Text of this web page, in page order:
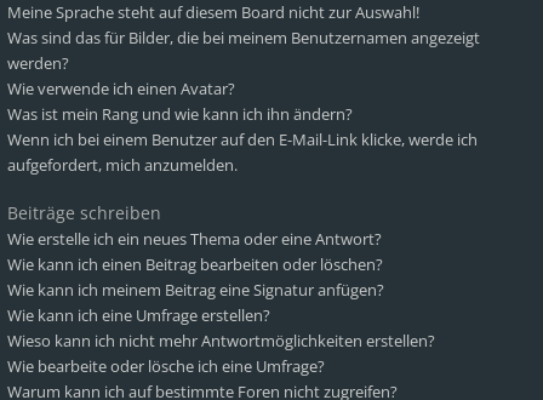
Meine Sprache steht auf diesem Board nicht zur Auswahl!
Was sind das für Bilder, die bei meinem Benutzernamen angezeigt
werden?
Wie verwende ich einen Avatar?
Was ist mein Rang und wie kann ich ihn ändern?
Wenn ich bei einem Benutzer auf den E-Mail-Link klicke, werde ich
aufgefordert, mich anzumelden.
Beiträge schreiben
Wie erstelle ich ein neues Thema oder eine Antwort?
Wie kann ich einen Beitrag bearbeiten oder löschen?
Wie kann ich meinem Beitrag eine Signatur anfügen?
Wie kann ich eine Umfrage erstellen?
Wieso kann ich nicht mehr Antwortmöglichkeiten erstellen?
Wie bearbeite oder lösche ich eine Umfrage?
Warum kann ich auf bestimmte Foren nicht zugreifen?